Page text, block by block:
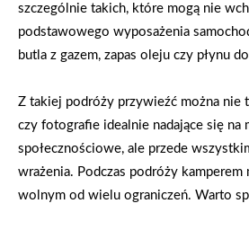
szczególnie takich, które mogą nie
podstawowego wyposażenia
butla z gazem, zapas oleju czy płynu
Z takiej podróży przywieźć można nie
czy fotografie idealnie nadające się na
społecznościowe, ale przede
wrażenia. Podczas podróży kamperem
wolnym od wielu ograniczeń. Warto